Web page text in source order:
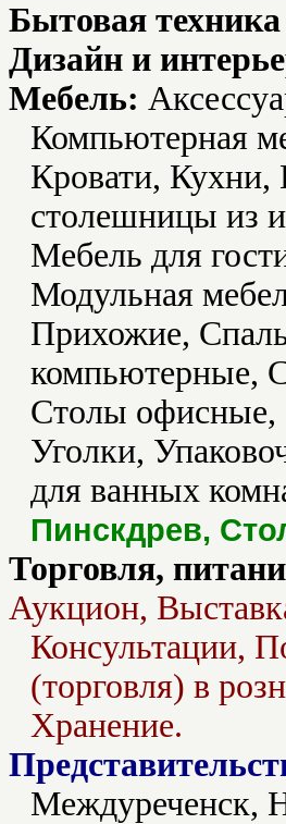
Бытовая
Дизайн и
Мебель:
Компьютерная
Кровати, Кухни,
столешницы из
Мебель для
Модульная
Прихожие,
компьютерные,
Столы офисные,
Уголки,
для ванных
Пинскдрев,
Торговля,
Аукцион,
Консультации,
(торговля) в
Хранение.
Междуреченск,